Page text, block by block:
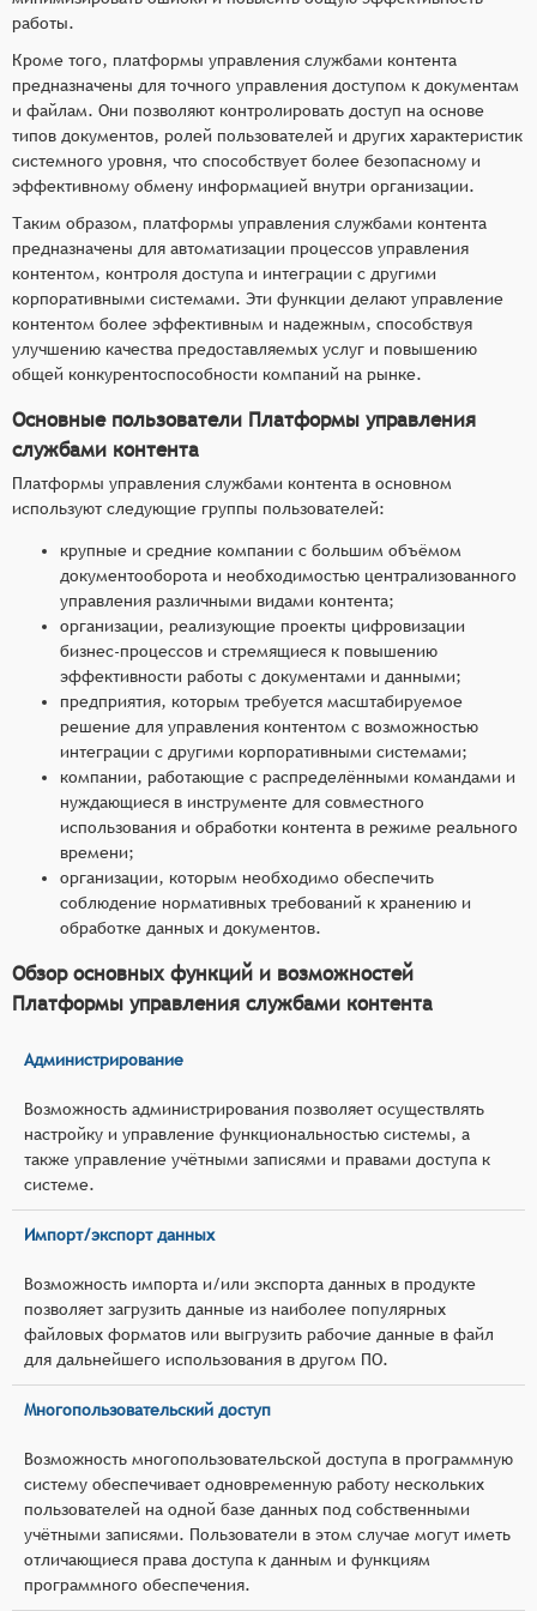
работы.
Кроме того, платформы управления службами контента
предназначены для точного управления доступом к документам
и файлам. Они позволяют контролировать доступ на основе
типов документов, ролей пользователей и других характеристик
системного уровня, что способствует более безопасному и
эффективному обмену информацией внутри организации.
Таким образом, платформы управления службами контента
предназначены для автоматизации процессов управления
контентом, контроля доступа и интеграции с другими
корпоративными системами. Эти функции делают управление
контентом более эффективным и надежным, способствуя
улучшению качества предоставляемых услуг и повышению
общей конкурентоспособности компаний на рынке.
Основные пользователи Платформы управления
службами контента
Платформы управления службами контента в основном
используют следующие группы пользователей:
крупные и средние компании с большим объёмом
документооборота и необходимостью централизованного
управления различными видами контента;
организации, реализующие проекты цифровизации
бизнес-процессов и стремящиеся к повышению
эффективности работы с документами и данными;
предприятия, которым требуется масштабируемое
решение для управления контентом с возможностью
интеграции с другими корпоративными системами;
компании, работающие с распределёнными командами и
нуждающиеся в инструменте для совместного
использования и обработки контента в режиме реального
времени;
организации, которым необходимо обеспечить
соблюдение нормативных требований к хранению и
обработке данных и документов.
Обзор основных функций и возможностей
Платформы управления службами контента
Администрирование
Возможность администрирования позволяет осуществлять
настройку и управление функциональностью системы, а
также управление учётными записями и правами доступа к
системе.
Импорт/экспорт данных
Возможность импорта и/или экспорта данных в продукте
позволяет загрузить данные из наиболее популярных
файловых форматов или выгрузить рабочие данные в файл
для дальнейшего использования в другом ПО.
Многопользовательский доступ
Возможность многопользовательской доступа в программную
систему обеспечивает одновременную работу нескольких
пользователей на одной базе данных под собственными
учётными записями. Пользователи в этом случае могут иметь
отличающиеся права доступа к данным и функциям
программного обеспечения.